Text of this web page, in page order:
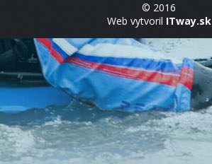
© 2016
Web vytvoril ITway.sk